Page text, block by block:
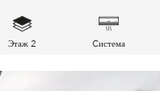
Этаж 2
Cистема